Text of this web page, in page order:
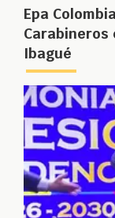
Epa
Carabineros
Ibagué